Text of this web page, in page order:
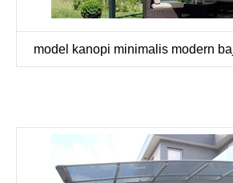
model kanopi minimalis modern